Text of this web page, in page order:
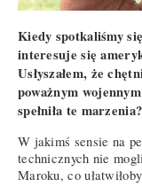
Kiedy spotkaliśmy
interesuje się
Usłyszałem, że
poważnym
spełniła te marzenia?
W jakimś sensie na
technicznych nie
Maroku, co